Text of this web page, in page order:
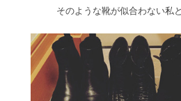
そのような靴が似合わない私